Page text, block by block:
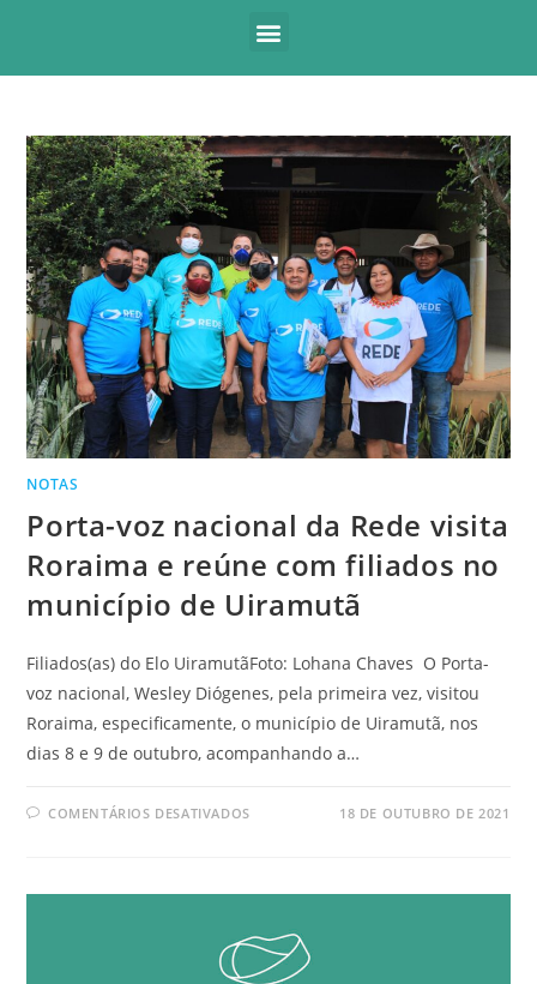
NOTAS
Porta-voz nacional da Rede visita
Roraima e reúne com filiados no
município de Uiramutã
Filiados(as) do Elo UiramutãFoto: Lohana Chaves O Porta-
voz nacional, Wesley Diógenes, pela primeira vez, visitou
Roraima, especificamente, o município de Uiramutã, nos
dias 8 e 9 de outubro, acompanhando a…
COMENTÁRIOS DESATIVADOS 18 DE OUTUBRO DE 2021